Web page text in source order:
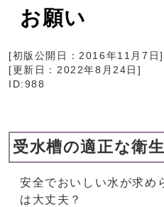
お願い
[初版公開日：2016年11月7日]
[更新日： 2022年8月24日 ]
ID:988
受水槽の適正な衛
安全でおいしい水が求め
は大丈夫？